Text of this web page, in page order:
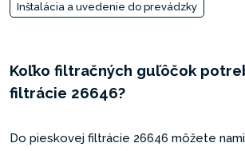
Inštalácia a uvedenie do prevádzky
Koľko filtračných guľôčok
filtrácie 26646?
Do pieskovej filtrácie 26646 môžete